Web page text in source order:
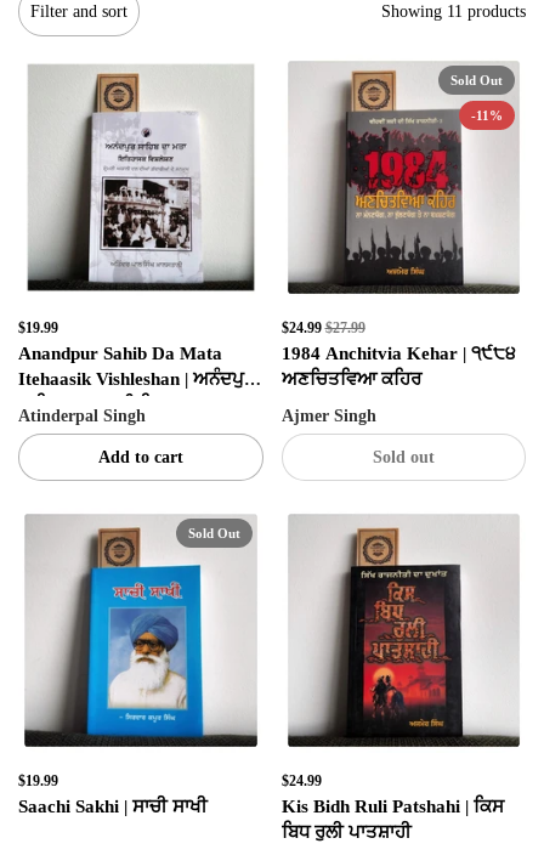
SIGN UP & UNLOCK
G​ET 10% OFF
✕
Filter and sort Showing 11 products
$19.99
Anandpur Sahib Da Mata
Itehaasik Vishleshan | ਅਨੰਦਪੁਰ
ਵਿਸ਼ਲੇਸ਼ਣ
Atinderpal Singh
Add to cart
$24.99 $27.99
1984 Anchitvia Kehar | ੧੯੮੪
ਅਣਚਿਤਵਿਆ ਕਹਿਰ
Ajmer Singh
Sold out
Sold Out
-11%
$19.99
Saachi Sakhi | ਸਾਚੀ ਸਾਖੀ
Sold Out
$24.99
Kis Bidh Ruli Patshahi | ਕਿਸ
ਬਿਧ ਰੁਲੀ ਪਾਤਸ਼ਾਹੀ